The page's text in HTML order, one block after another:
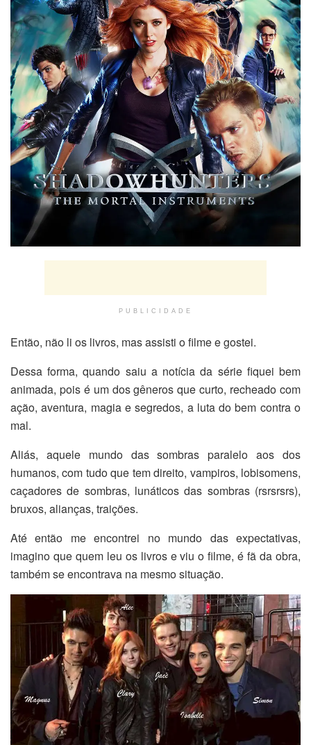
PUBLICIDADE
Então, não li os livros, mas assisti o filme e gostei.
Dessa forma, quando saiu a notícia da série fiquei bem
animada, pois é um dos gêneros que curto, recheado com
ação, aventura, magia e segredos, a luta do bem contra o
mal.
Aliás, aquele mundo das sombras paralelo aos dos
humanos, com tudo que tem direito, vampiros, lobisomens,
caçadores de sombras, lunáticos das sombras (rsrsrsrs),
bruxos, alianças, traições.
Até então me encontrei no mundo das expectativas,
imagino que quem leu os livros e viu o filme, é fã da obra,
também se encontrava na mesmo situação.